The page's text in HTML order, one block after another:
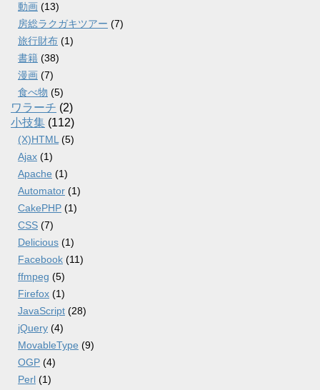
動画 (13)
房総ラクガキツアー (7)
旅行財布 (1)
書籍 (38)
漫画 (7)
食べ物 (5)
ワラーチ (2)
小技集 (112)
(X)HTML (5)
Ajax (1)
Apache (1)
Automator (1)
CakePHP (1)
CSS (7)
Delicious (1)
Facebook (11)
ffmpeg (5)
Firefox (1)
JavaScript (28)
jQuery (4)
MovableType (9)
OGP (4)
Perl (1)